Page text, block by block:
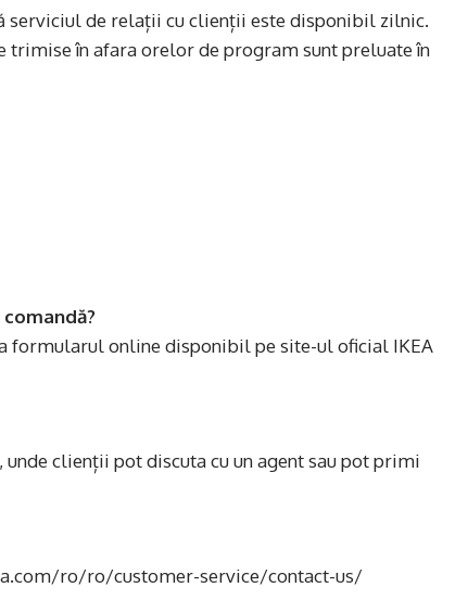
serviciul de relații cu clienții este disponibil zilnic.
în afara orelor de program sunt preluate în
formularul online disponibil pe site-ul oficial IKEA
clienții pot discuta cu un agent sau pot primi
ro/ro/customer-service/contact-us/